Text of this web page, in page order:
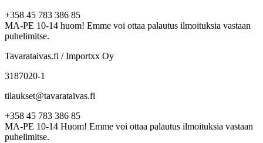
+358 45 783 386 85
MA-PE 10-14 huom! Emme voi ottaa palautus ilmoituksia vastaan
puhelimitse.
Tavarataivas.fi / Importxx Oy
3187020-1
tilaukset@tavarataivas.fi
+358 45 783 386 85
MA-PE 10-14 Huom! Emme voi ottaa palautus ilmoituksia vastaan
puhelimitse.